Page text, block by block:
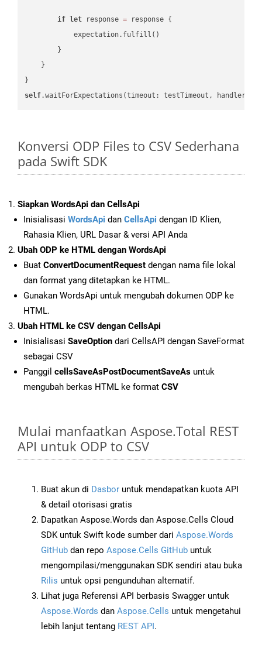
if let response = response {
            expectation.fulfill()
        }
    }
self.waitForExpectations(timeout: testTimeout, handler:
Konversi ODP Files to CSV Sederhana
pada Swift SDK
Siapkan WordsApi dan CellsApi
Inisialisasi WordsApi dan CellsApi dengan ID Klien,
Rahasia Klien, URL Dasar & versi API Anda
Ubah ODP ke HTML dengan WordsApi
Buat ConvertDocumentRequest dengan nama file lokal
dan format yang ditetapkan ke HTML.
Gunakan WordsApi untuk mengubah dokumen ODP ke
HTML.
Ubah HTML ke CSV dengan CellsApi
Inisialisasi SaveOption dari CellsAPI dengan SaveFormat
sebagai CSV
Panggil cellsSaveAsPostDocumentSaveAs untuk
mengubah berkas HTML ke format CSV
Mulai manfaatkan Aspose.Total REST
API untuk ODP to CSV
Buat akun di Dasbor untuk mendapatkan kuota API
& detail otorisasi gratis
Dapatkan Aspose.Words dan Aspose.Cells Cloud
SDK untuk Swift kode sumber dari Aspose.Words
GitHub dan repo Aspose.Cells GitHub untuk
mengompilasi/menggunakan SDK sendiri atau buka
Rilis untuk opsi pengunduhan alternatif.
Lihat juga Referensi API berbasis Swagger untuk
Aspose.Words dan Aspose.Cells untuk mengetahui
lebih lanjut tentang REST API.